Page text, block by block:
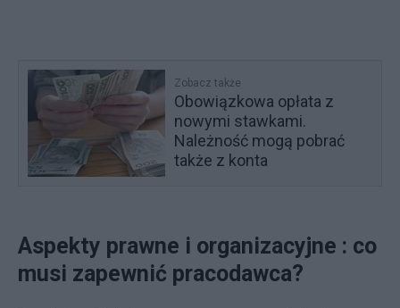
Zobacz także
Obowiązkowa opłata z
nowymi stawkami.
Należność mogą pobrać
także z konta
Aspekty prawne i organizacyjne : co
musi zapewnić pracodawca?